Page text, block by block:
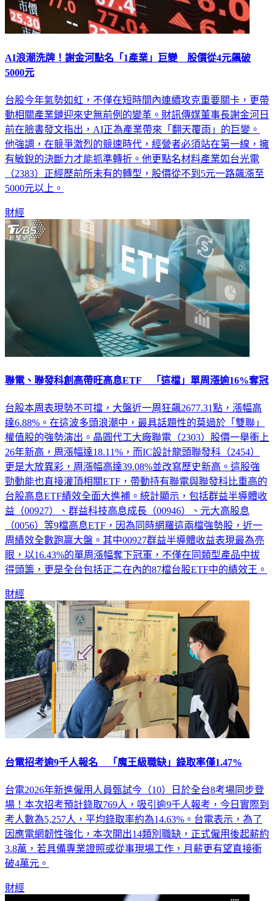
AI浪潮洗牌！謝金河點名「1產業」巨變 股價從4元飆破
台股今年氣勢如虹，不僅在短時間內連續攻克重要關卡，更帶
動相關產業鏈迎來史無前例的變革。財訊傳媒董事長謝金河日
前在臉書發文指出，AI正為產業帶來「翻天覆雨」的巨變。
他強調，在競爭激烈的競速時代，經營者必須站在第一線，擁
有敏銳的決斷力才能抓準轉折。他更點名材料產業如台光電
（2383）正經歷前所未有的轉型，股價從不到5元一路飆漲至
財經
台股本周表現勢不可擋，大盤近一周狂飆2677.31點，漲幅高
達6.88%。在這波多頭浪潮中，最具話題性的莫過於「雙聯」
權值股的強勢演出。晶圓代工大廠聯電（2303）股價一舉衝上
26年新高，周漲幅達18.11%，而IC設計龍頭聯發科（2454）
更是大放異彩，周漲幅高達39.08%並改寫歷史新高。這股強
勁動能也直接灌頂相關ETF，帶動持有聯電與聯發科比重高的
台股高息ETF績效全面大進補。統計顯示，包括群益半導體收
益（00927）、群益科技高息成長（00946）、元大高股息
（0056）等9檔高息ETF，因為同時網羅這兩檔強勢股，近一
周績效全數跑贏大盤。其中00927群益半導體收益表現最為亮
眼，以16.43%的單周漲幅奪下冠軍，不僅在同類型產品中拔
財經
台電2026年新進僱用人員甄試今（10）日於全台8考場同步登
場！本次招考預計錄取769人，吸引逾9千人報考，今日實際到
考人數為5,257人，平均錄取率約為14.63%。台電表示，為了
因應電網韌性強化，本次開出14類別職缺，正式僱用後起薪約
3.8萬，若具備專業證照或從事現場工作，月薪更有望直接衝